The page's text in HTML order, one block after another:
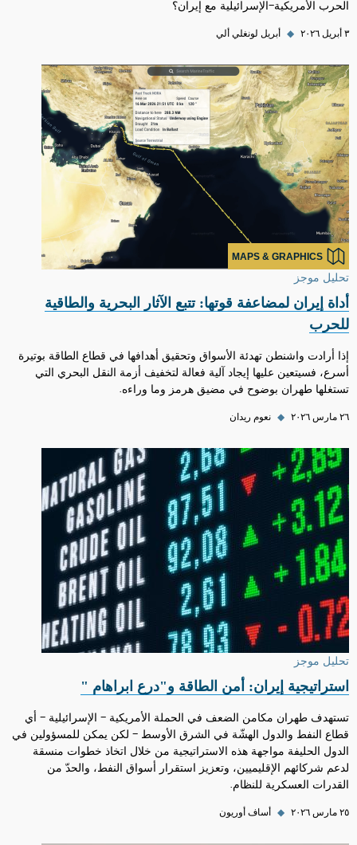
الحرب الأمريكية-الإسرائيلية مع إيران؟
٣ أبريل ٢٠٢٦ ◆ أبريل لونغلي ألي
MAPS & GRAPHICS
تحليل موجز
أداة إيران لمضاعفة قوتها: تتبع الآثار البحرية والطاقية
للحرب
إذا أرادت واشنطن تهدئة الأسواق وتحقيق أهدافها في قطاع الطاقة بوتيرة
أسرع، فسيتعين عليها إيجاد آلية فعالة لتخفيف أزمة النقل البحري التي
تستغلها طهران بوضوح في مضيق هرمز وما وراءه.
٢٦ مارس ٢٠٢٦ ◆ نعوم ريدان
تحليل موجز
استراتيجية إيران: أمن الطاقة و"درع ابراهام "
تستهدف طهران مكامن الضعف في الحملة الأمريكية - الإسرائيلية - أي
قطاع النفط والدول الهشّة في الشرق الأوسط - لكن يمكن للمسؤولين في
الدول الحليفة مواجهة هذه الاستراتيجية من خلال اتخاذ خطوات منسقة
لدعم شركائهم الإقليميين، وتعزيز استقرار أسواق النفط، والحدّ من
القدرات العسكرية للنظام.
٢٥ مارس ٢٠٢٦ ◆ أساف أوريون